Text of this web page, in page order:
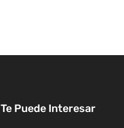
Te Puede Interesar